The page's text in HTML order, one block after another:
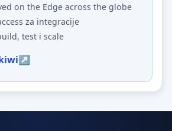
on the Edge across the globe
za integracije
test i scale